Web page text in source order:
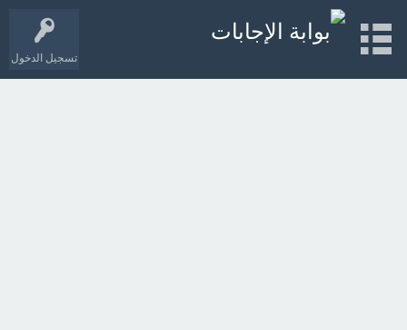
تسجيل الدخول